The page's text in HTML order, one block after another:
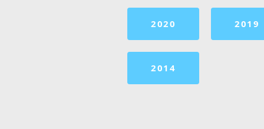
2020 2019
2014